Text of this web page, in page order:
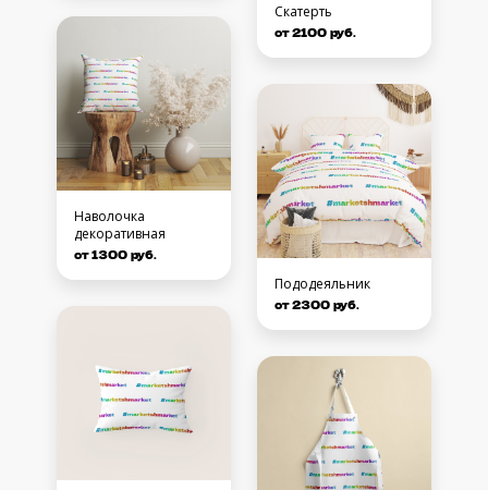
Наволочка
декоративная
от 1300 руб.
Скатерть
от 2100 руб.
Пододеяльник
от 2300 руб.